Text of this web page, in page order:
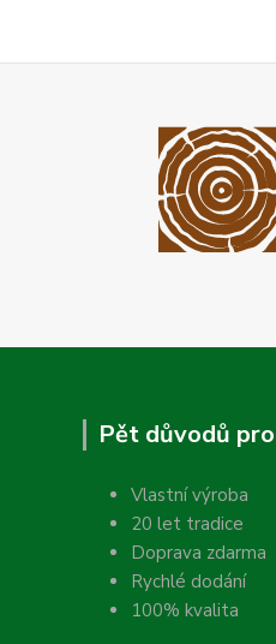
Pět důvodů
Vlastní výroba
20 let tradice
Doprava zdarma
Rychlé dodání
100% kvalita